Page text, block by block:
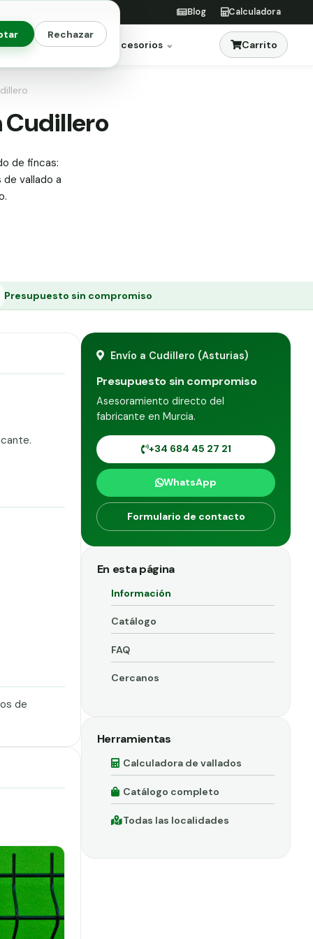
Rechazar
Blog Calculadora
Jardinería Accesorios Carrito
Cudillero
de fincas:
vallado a
Presupuesto sin compromiso
de
Envío a Cudillero (Asturias)
Presupuesto sin compromiso
Asesoramiento directo del
fabricante en Murcia.
+34 684 45 27 21
WhatsApp
Formulario de contacto
En esta página
Información
Catálogo
FAQ
Cercanos
Herramientas
Calculadora de vallados
Catálogo completo
Todas las localidades